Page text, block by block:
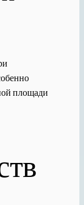
площади